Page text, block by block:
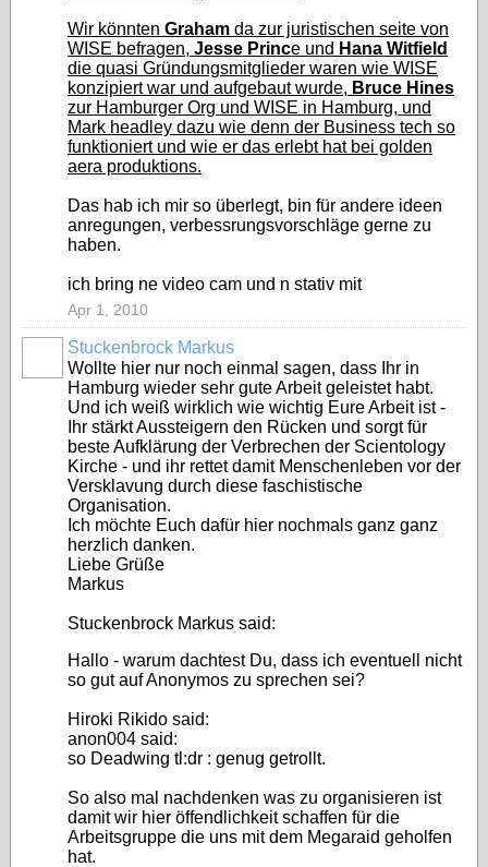
Wir könnten Graham da zur juristischen seite von
WISE befragen, Jesse Prince und Hana Witfield
die quasi Gründungsmitglieder waren wie WISE
konzipiert war und aufgebaut wurde, Bruce Hines
zur Hamburger Org und WISE in Hamburg, und
Mark headley dazu wie denn der Business tech so
funktioniert und wie er das erlebt hat bei golden
aera produktions.
Das hab ich mir so überlegt, bin für andere ideen
anregungen, verbessrungsvorschläge gerne zu
haben.
ich bring ne video cam und n stativ mit
Apr 1, 2010
Stuckenbrock Markus
Wollte hier nur noch einmal sagen, dass Ihr in
Hamburg wieder sehr gute Arbeit geleistet habt.
Und ich weiß wirklich wie wichtig Eure Arbeit ist -
Ihr stärkt Aussteigern den Rücken und sorgt für
beste Aufklärung der Verbrechen der Scientology
Kirche - und ihr rettet damit Menschenleben vor der
Versklavung durch diese faschistische
Organisation.
Ich möchte Euch dafür hier nochmals ganz ganz
herzlich danken.
Liebe Grüße
Markus
Stuckenbrock Markus said:
Hallo - warum dachtest Du, dass ich eventuell nicht
so gut auf Anonymos zu sprechen sei?
Hiroki Rikido said:
anon004 said:
so Deadwing tl:dr : genug getrollt.
So also mal nachdenken was zu organisieren ist
damit wir hier öffendlichkeit schaffen für die
Arbeitsgruppe die uns mit dem Megaraid geholfen
hat.